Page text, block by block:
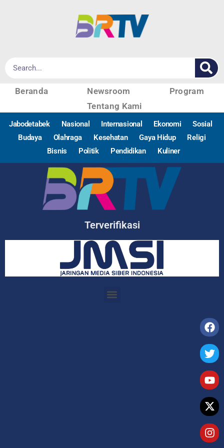
Beranda Newsroom
Program
Tentang Kami
Jabodetabek Nasional Internasional Ekonomi
Sosial
Budaya
Olahraga Kesehatan Gaya Hidup
Religi
Bisnis
Politik Pendidikan Kuliner
Terverifikasi